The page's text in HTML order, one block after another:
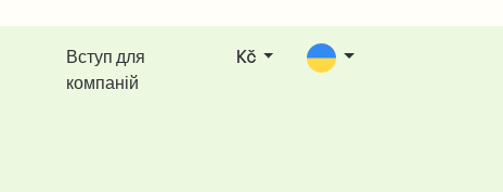
Вступ для
компаній
Kč